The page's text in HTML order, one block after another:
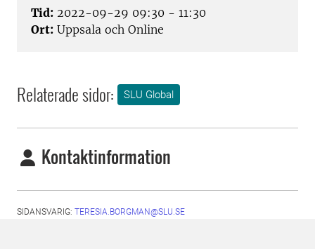
Tid: 2022-09-29 09:30 - 11:30
Ort: Uppsala och Online
Relaterade sidor: SLU Global
Kontaktinformation
SIDANSVARIG: TERESIA.BORGMAN@SLU.SE